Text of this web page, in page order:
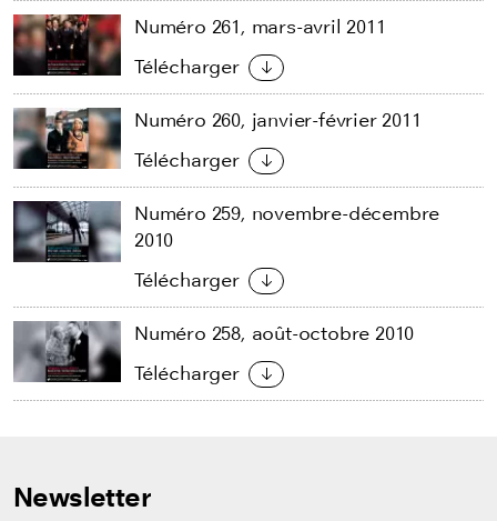
Numéro 261, mars-avril 2011
Télécharger
Numéro 260, janvier-février 2011
Télécharger
Numéro 259, novembre-décembre
2010
Télécharger
Numéro 258, août-octobre 2010
Télécharger
Newsletter